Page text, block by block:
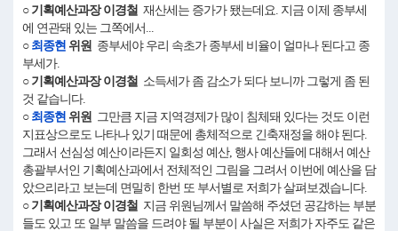
○ 기획예산과장 이경철 재산세는 증가가 됐는데요. 지금 이제 종부세
에 연관돼 있는 그쪽에서...
○ 최종현 위원 종부세야 우리 속초가 종부세 비율이 얼마나 된다고 종
부세가.
○ 기획예산과장 이경철 소득세가 좀 감소가 되다 보니까 그렇게 좀 된
것 같습니다.
○ 최종현 위원 그만큼 지금 지역경제가 많이 침체돼 있다는 것도 이런
지표상으로도 나타나 있기 때문에 총체적으로 긴축재정을 해야 된다.
그래서 선심성 예산이라든지 일회성 예산, 행사 예산들에 대해서 예산
총괄부서인 기획예산과에서 전체적인 그림을 그려서 이번에 예산을 담
았으리라고 보는데 면밀히 한번 또 부서별로 저희가 살펴보겠습니다.
○ 기획예산과장 이경철 지금 위원님께서 말씀해 주셨던 공감하는 부분
들도 있고 또 일부 말씀을 드려야 될 부분이 사실은 저희가 자주도 같은